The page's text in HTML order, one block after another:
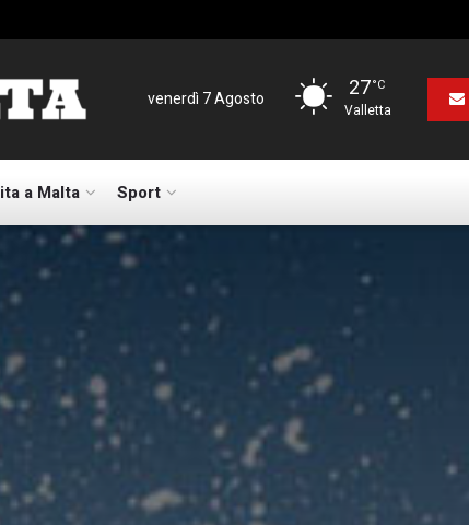
venerdì 7 Agosto 27°C
Valletta
a Malta Sport